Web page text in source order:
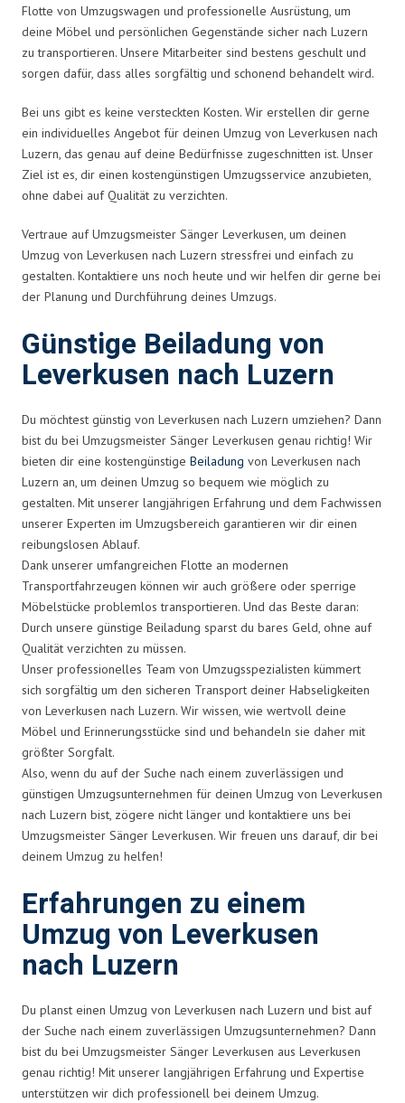
Flotte von Umzugswagen und professionelle Ausrüstung, um
deine Möbel und persönlichen Gegenstände sicher nach Luzern
zu transportieren. Unsere Mitarbeiter sind bestens geschult und
sorgen dafür, dass alles sorgfältig und schonend behandelt wird.
Bei uns gibt es keine versteckten Kosten. Wir erstellen dir gerne
ein individuelles Angebot für deinen Umzug von Leverkusen nach
Luzern, das genau auf deine Bedürfnisse zugeschnitten ist. Unser
Ziel ist es, dir einen kostengünstigen Umzugsservice anzubieten,
ohne dabei auf Qualität zu verzichten.
Vertraue auf Umzugsmeister Sänger Leverkusen, um deinen
Umzug von Leverkusen nach Luzern stressfrei und einfach zu
gestalten. Kontaktiere uns noch heute und wir helfen dir gerne bei
der Planung und Durchführung deines Umzugs.
Günstige Beiladung von
Leverkusen nach Luzern
Du möchtest günstig von Leverkusen nach Luzern umziehen? Dann
bist du bei Umzugsmeister Sänger Leverkusen genau richtig! Wir
bieten dir eine kostengünstige Beiladung von Leverkusen nach
Luzern an, um deinen Umzug so bequem wie möglich zu
gestalten. Mit unserer langjährigen Erfahrung und dem Fachwissen
unserer Experten im Umzugsbereich garantieren wir dir einen
reibungslosen Ablauf.
Dank unserer umfangreichen Flotte an modernen
Transportfahrzeugen können wir auch größere oder sperrige
Möbelstücke problemlos transportieren. Und das Beste daran:
Durch unsere günstige Beiladung sparst du bares Geld, ohne auf
Qualität verzichten zu müssen.
Unser professionelles Team von Umzugsspezialisten kümmert
sich sorgfältig um den sicheren Transport deiner Habseligkeiten
von Leverkusen nach Luzern. Wir wissen, wie wertvoll deine
Möbel und Erinnerungsstücke sind und behandeln sie daher mit
größter Sorgfalt.
Also, wenn du auf der Suche nach einem zuverlässigen und
günstigen Umzugsunternehmen für deinen Umzug von Leverkusen
nach Luzern bist, zögere nicht länger und kontaktiere uns bei
Umzugsmeister Sänger Leverkusen. Wir freuen uns darauf, dir bei
deinem Umzug zu helfen!
Erfahrungen zu einem
Umzug von Leverkusen
nach Luzern
Du planst einen Umzug von Leverkusen nach Luzern und bist auf
der Suche nach einem zuverlässigen Umzugsunternehmen? Dann
bist du bei Umzugsmeister Sänger Leverkusen aus Leverkusen
genau richtig! Mit unserer langjährigen Erfahrung und Expertise
unterstützen wir dich professionell bei deinem Umzug.